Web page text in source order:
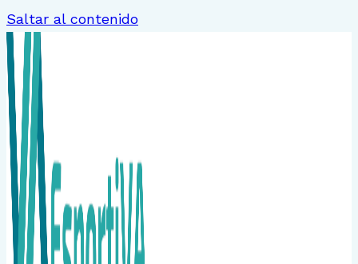
Saltar al contenido